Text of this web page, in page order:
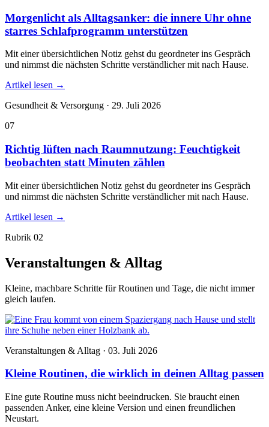
Morgenlicht als Alltagsanker: die innere Uhr ohne
starres Schlafprogramm unterstützen
Mit einer übersichtlichen Notiz gehst du geordneter ins Gespräch
und nimmst die nächsten Schritte verständlicher mit nach Hause.
Artikel lesen →
Gesundheit & Versorgung · 29. Juli 2026
07
Richtig lüften nach Raumnutzung: Feuchtigkeit
beobachten statt Minuten zählen
Mit einer übersichtlichen Notiz gehst du geordneter ins Gespräch
und nimmst die nächsten Schritte verständlicher mit nach Hause.
Artikel lesen →
Rubrik 02
Veranstaltungen & Alltag
Kleine, machbare Schritte für Routinen und Tage, die nicht immer
gleich laufen.
Veranstaltungen & Alltag · 03. Juli 2026
Kleine Routinen, die wirklich in deinen Alltag passen
Eine gute Routine muss nicht beeindrucken. Sie braucht einen
passenden Anker, eine kleine Version und einen freundlichen
Neustart.